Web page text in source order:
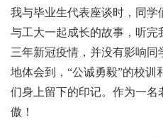
我与毕业生代表座谈时，同学
与工大一起成长的故事，听完
三年新冠疫情，并没有影响
地体会到，“公诚勇毅”的校训
们身上留下的印记。作为一
傲！